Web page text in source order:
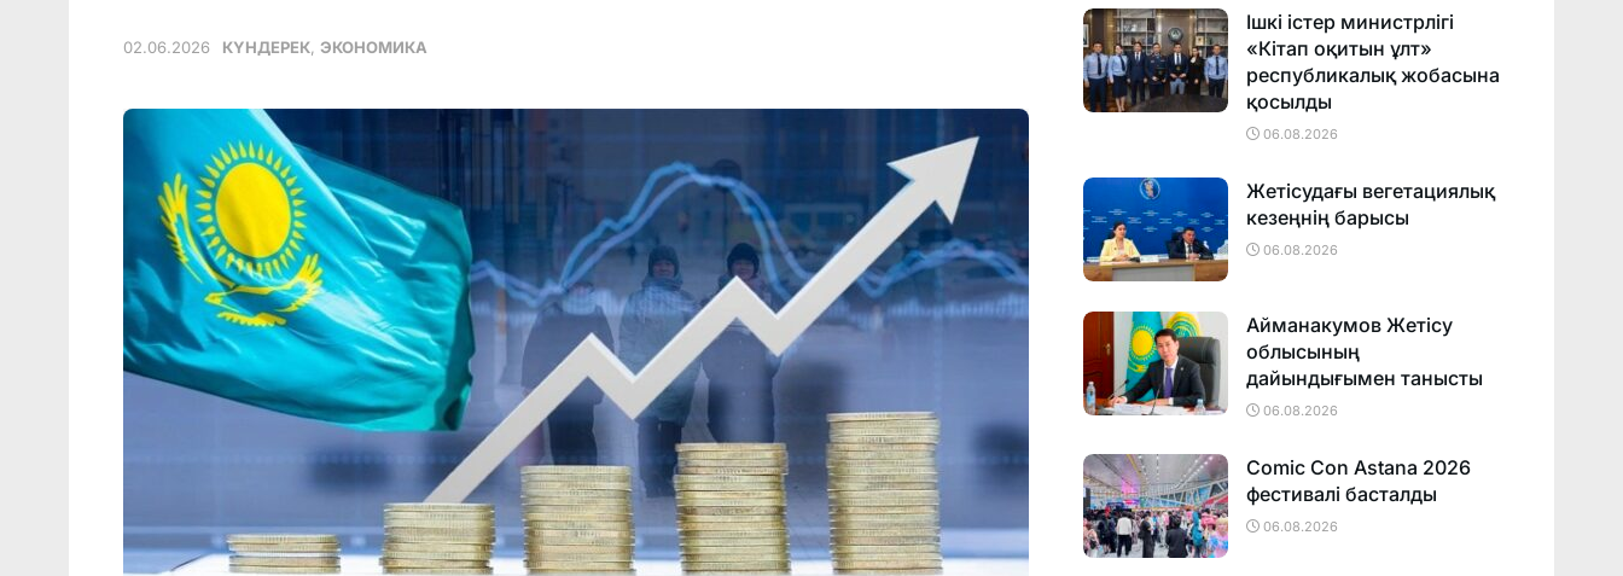
02.06.2026 КҮНДЕРЕК, ЭКОНОМИКА
Ішкі істер министрлігі
«Кітап оқитын ұлт»
республикалық жобасына
қосылды
06.08.2026
Жетісудағы вегетациялық
кезеңнің барысы
06.08.2026
Айманакумов Жетісу
облысының
дайындығымен танысты
06.08.2026
Comic Con Astana 2026
фестивалi басталды
06.08.2026